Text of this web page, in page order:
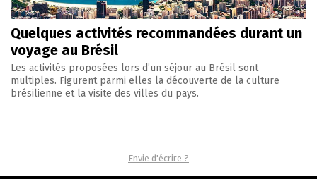
Quelques activités recommandées durant un
voyage au Brésil
Les activités proposées lors d’un séjour au Brésil sont
multiples. Figurent parmi elles la découverte de la culture
brésilienne et la visite des villes du pays.
Envie d'écrire ?